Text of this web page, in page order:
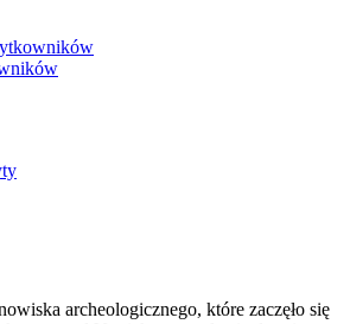
archeologicznego, które zaczęło się